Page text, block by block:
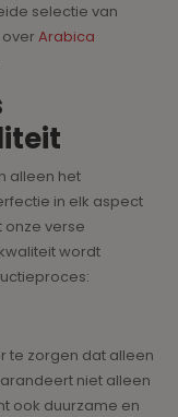
selectie van
Arabica
alleen het
in elk aspect
onze verse
wordt
te zorgen dat alleen
niet alleen
ook duurzame en